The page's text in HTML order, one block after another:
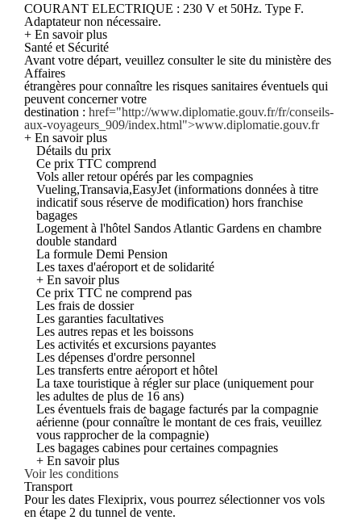
COURANT ELECTRIQUE : 230 V et 50Hz. Type F.
Adaptateur non nécessaire.
+ En savoir plus
Santé et Sécurité
Avant votre départ, veuillez consulter le site du ministère des
Affaires
étrangères pour connaître les risques sanitaires éventuels qui
peuvent concerner votre
destination : href="http://www.diplomatie.gouv.fr/fr/conseils-
aux-voyageurs_909/index.html">www.diplomatie.gouv.fr
+ En savoir plus
Détails du prix
Ce prix TTC comprend
Vols aller retour opérés par les compagnies
Vueling,Transavia,EasyJet (informations données à titre
indicatif sous réserve de modification) hors franchise
bagages
Logement à l'hôtel Sandos Atlantic Gardens en chambre
double standard
La formule Demi Pension
Les taxes d'aéroport et de solidarité
+ En savoir plus
Ce prix TTC ne comprend pas
Les frais de dossier
Les garanties facultatives
Les autres repas et les boissons
Les activités et excursions payantes
Les dépenses d'ordre personnel
Les transferts entre aéroport et hôtel
La taxe touristique à régler sur place (uniquement pour
les adultes de plus de 16 ans)
Les éventuels frais de bagage facturés par la compagnie
aérienne (pour connaître le montant de ces frais, veuillez
vous rapprocher de la compagnie)
Les bagages cabines pour certaines compagnies
+ En savoir plus
Voir les conditions
Transport
Pour les dates Flexiprix, vous pourrez sélectionner vos vols
en étape 2 du tunnel de vente.